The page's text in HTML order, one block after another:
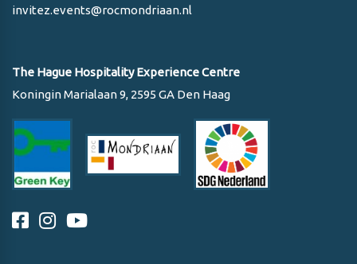
invitez.events@rocmondriaan.nl
The Hague Hospitality Experience Centre
Koningin Marialaan 9, 2595 GA Den Haag